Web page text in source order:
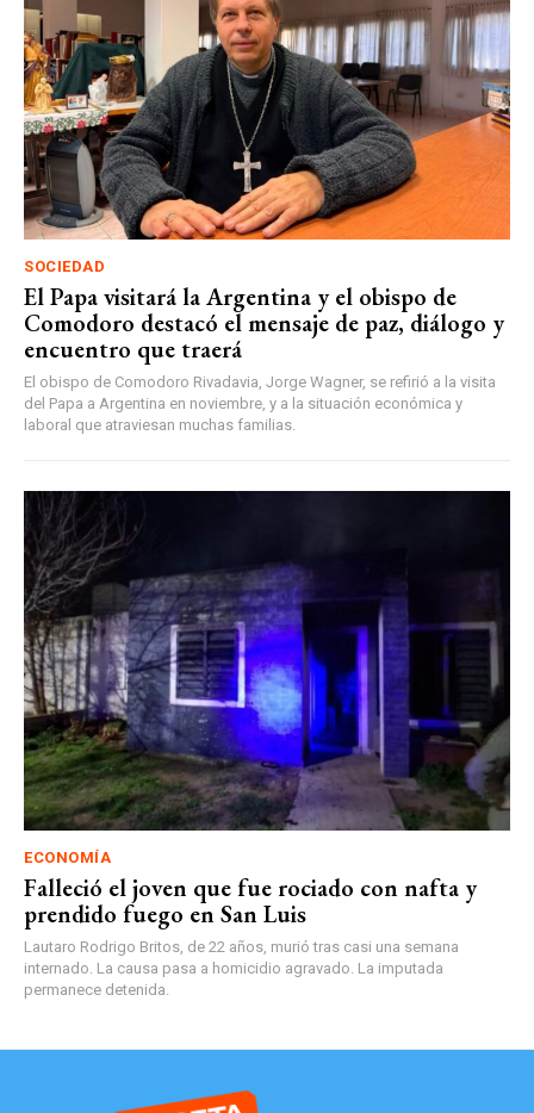
SOCIEDAD
El Papa visitará la Argentina y el obispo de
Comodoro destacó el mensaje de paz, diálogo y
encuentro que traerá
El obispo de Comodoro Rivadavia, Jorge Wagner, se refirió a la visita
del Papa a Argentina en noviembre, y a la situación económica y
laboral que atraviesan muchas familias.
ECONOMÍA
Falleció el joven que fue rociado con nafta y
prendido fuego en San Luis
Lautaro Rodrigo Britos, de 22 años, murió tras casi una semana
internado. La causa pasa a homicidio agravado. La imputada
permanece detenida.